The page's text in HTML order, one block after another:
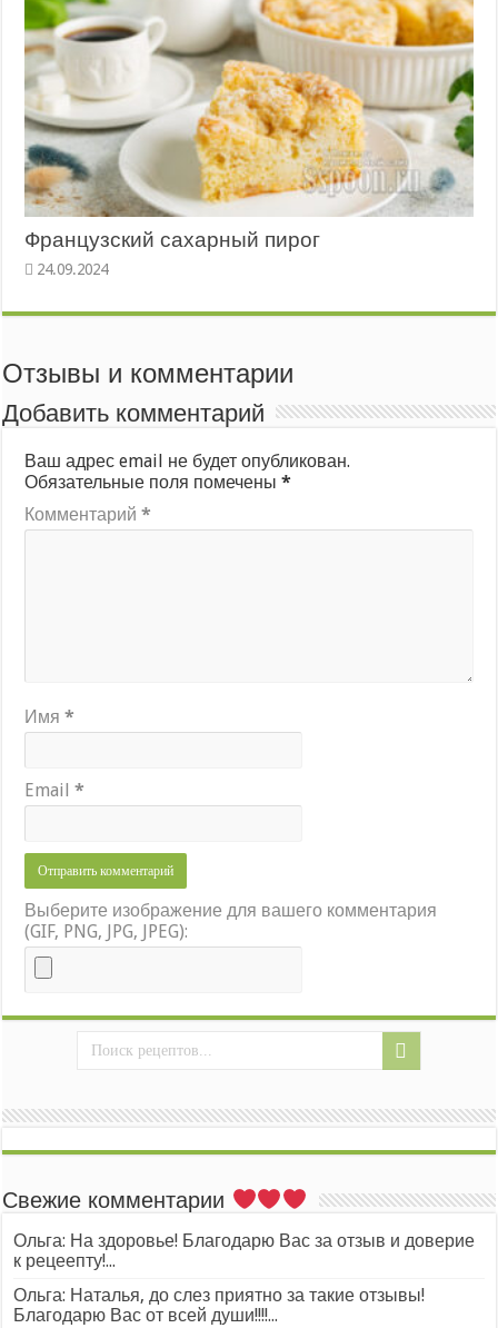
Французский сахарный пирог
Отзывы и комментарии
Добавить комментарий
Ваш адрес email не будет опубликован.
Обязательные поля помечены*
Комментарий*
Имя*
Email*
Выберите изображение для вашего комментария
(GIF, PNG, JPG, JPEG):
Свежие комментарии
Ольга: На здоровье! Благодарю Вас за отзыв и доверие
к рецеепту!...
Ольга: Наталья, до слез приятно за такие отзывы!
Благодарю Вас от всей души!!!!...